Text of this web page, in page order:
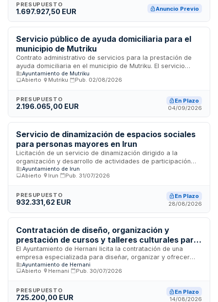
diseño e implementación de intervenciones personalizadas,
seguimiento y acompañamiento de usuarios, así como
coordinación con recursos comunitarios. Se ejecutará en el
municipio de Eibar y beneficiará a ciudadanos en situación
de vulnerabilidad social o con necesidades psicosociales
específicas.
PRESUPUESTO
1.697.927,50 EUR Anuncio Previo
Servicio público de ayuda domiciliaria para el
municipio de Mutriku
Contrato administrativo de servicios para la prestación de
ayuda domiciliaria en el municipio de Mutriku. El servicio
incluye atención personal, servicio doméstico y atención
mixta dirigido a personas usuarias que requieren apoyo en
y competencias municipales en materia de servicios
sociales, siendo el Ayuntamiento de Mutriku quien ejerce la
dirección, supervisión y control. La adjudicación se realizará
conforme a criterios de mejor relación calidad-precio,
garantizando la continuidad, accesibilidad y calidad del
Ayuntamiento de Mutriku
Abierto
Mutriku Pub. 02/08/2026
PRESUPUESTO
2.196.065,00 EUR
En Plazo
04/09/2026
Servicio de dinamización de espacios sociales
para personas mayores en Irun
Licitación de un servicio de dinamización dirigido a la
organización y desarrollo de actividades de participación
activa de las personas mayores que acuden a los espacios
sociales en Irun. El Ayuntamiento de Irun licita este contrato
sujeto a regulación armonizada, con tramitación ordinaria y
licitación electrónica.
Ayuntamiento de Irun
Abierto
Irun Pub. 31/07/2026
PRESUPUESTO
932.331,62 EUR
En Plazo
28/08/2026
Contratación de diseño, organización y
prestación de cursos y talleres culturales para
la Casa de Cultura Biteri y barrios de Hernani
El Ayuntamiento de Hernani licita la contratación de una
empresa especializada para diseñar, organizar y ofrecer
cursos y talleres culturales de diversas disciplinas artísticas
en la Casa de Cultura Biteri, así como talleres infantiles en
el disfrute cultural y desarrollo creativo de la ciudadanía,
garantizando la accesibilidad a diferentes disciplinas
Ayuntamiento de Hernani
Abierto
Hernani Pub. 30/07/2026
PRESUPUESTO
725.200,00 EUR
En Plazo
14/08/2026